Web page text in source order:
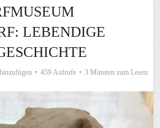
LEBENDIGE
459 Aufrufe 3 Minuten zum Lesen